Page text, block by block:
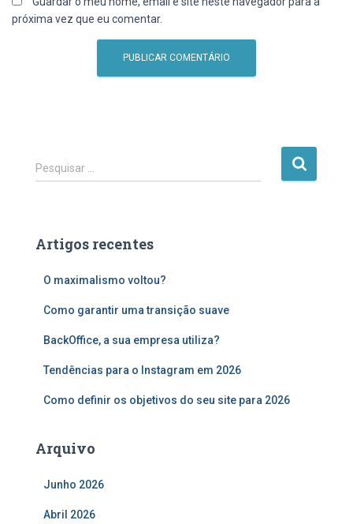
próxima vez que eu comentar.
P
e
i
Pesquisar …
Artigos recentes
O maximalismo voltou?
Como garantir uma transição suave
BackOffice, a sua empresa utiliza?
Tendências para o Instagram em 2026
Como definir os objetivos do seu site para 2026
Arquivo
Junho 2026
Abril 2026